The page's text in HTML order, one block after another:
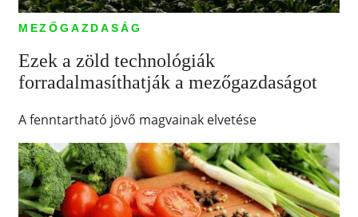
MEZŐGAZDASÁG
Ezek a zöld technológiák
forradalmasíthatják a mezőgazdaságot
A fenntartható jövő magvainak elvetése